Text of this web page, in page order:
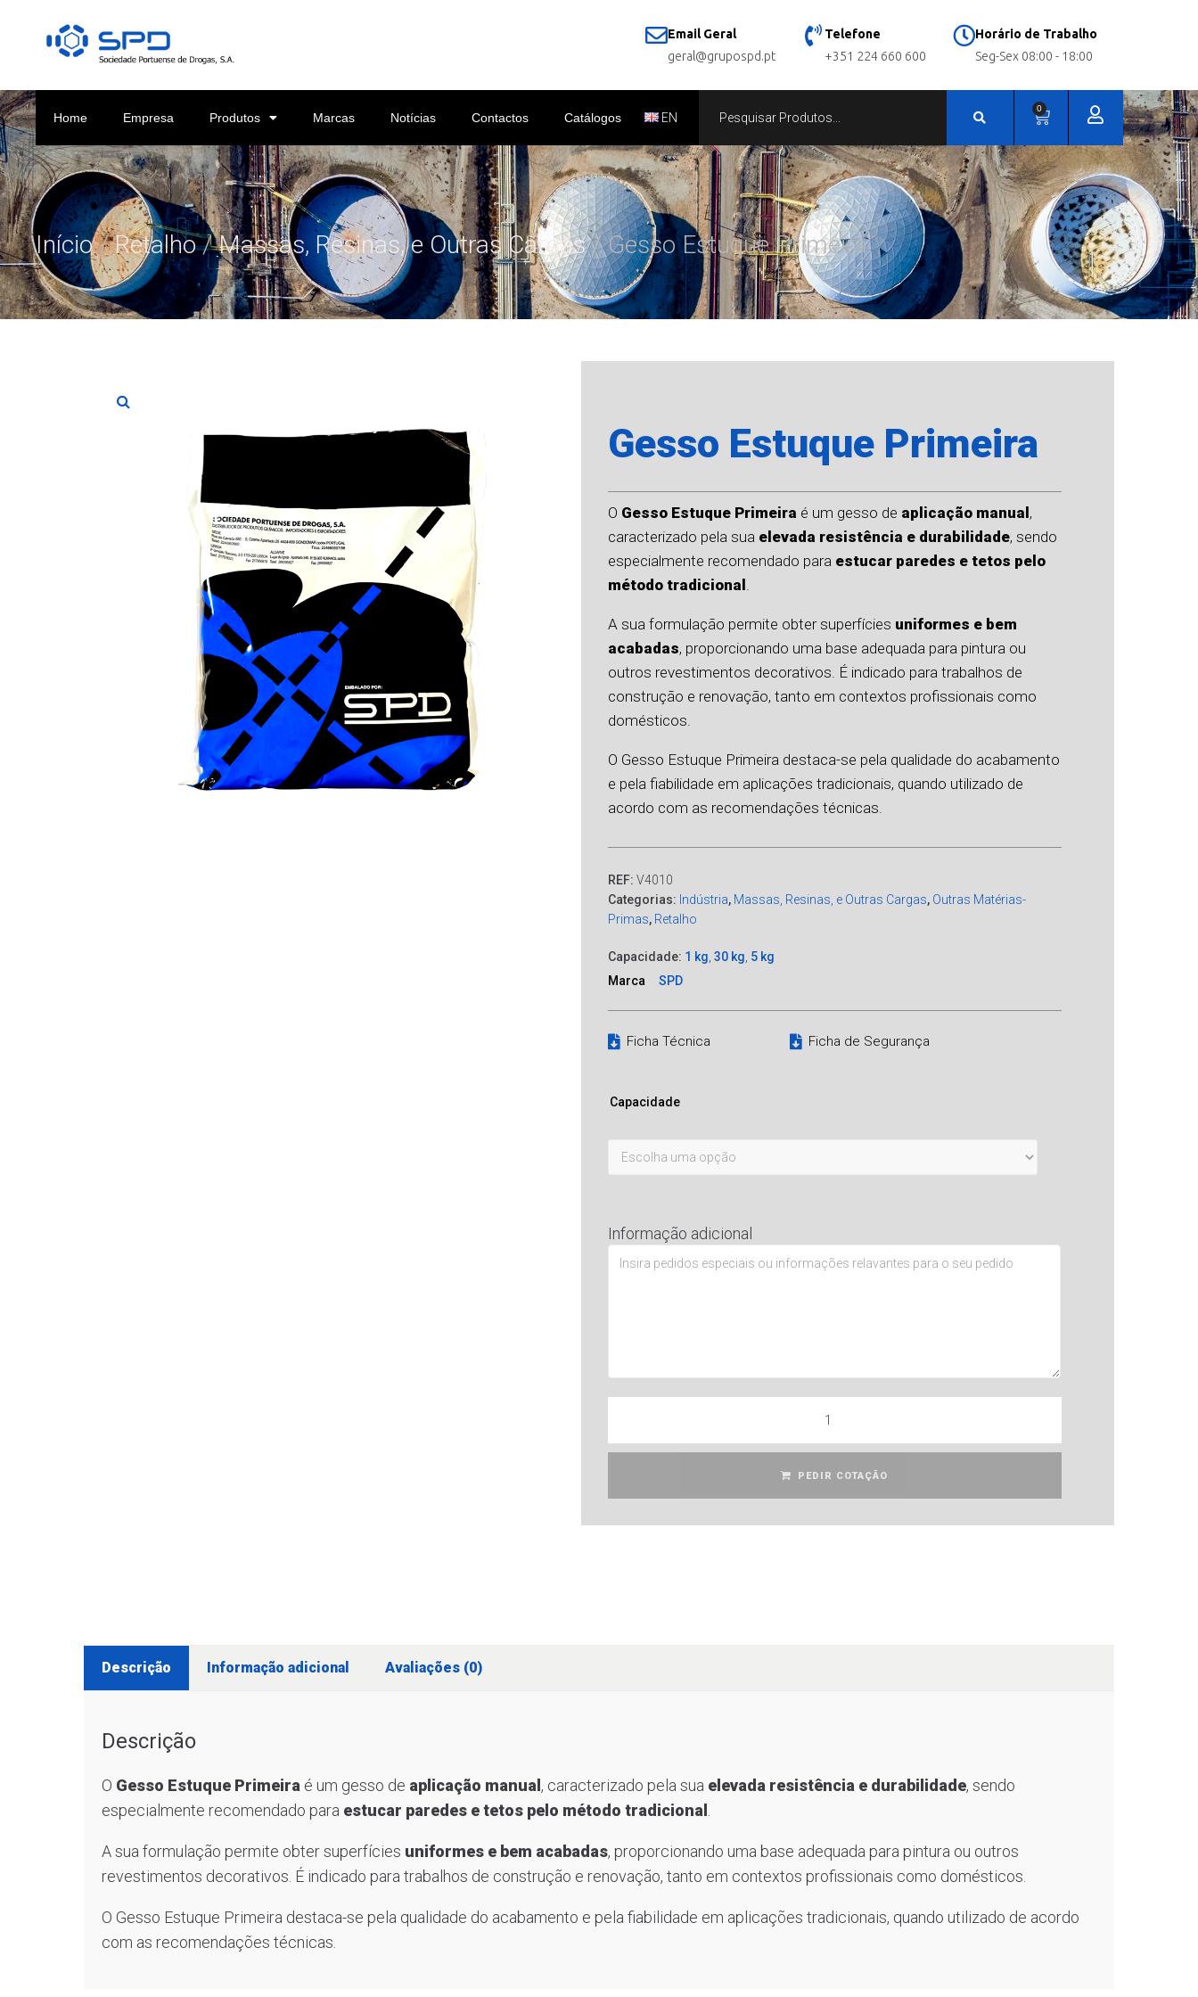
Email Geral
geral@grupospd.pt
Telefone
+351 224 660 600
Horário de Trabalho
Seg-Sex 08:00 - 18:00
Home Empresa Produtos Marcas Notícias Contactos Catálogos EN
0
Início/Retalho/Massas, Resinas, e Outras Cargas/ Gesso Estuque Primeira
Gesso Estuque Primeira
O Gesso Estuque Primeira é um gesso de aplicação manual ,
caracterizado pela sua elevada resistência e durabilidade, sendo
especialmente recomendado para estucar paredes e tetos pelo
método tradicional .
A sua formulação permite obter superfícies uniformes e bem
acabadas, proporcionando uma base adequada para pintura ou
outros revestimentos decorativos. É indicado para trabalhos de
construção e renovação, tanto em contextos profissionais como
domésticos.
O Gesso Estuque Primeira destaca-se pela qualidade do acabamento
e pela fiabilidade em aplicações tradicionais, quando utilizado de
acordo com as recomendações técnicas.
REF:V4010
Categorias: Indústria, Massas, Resinas, e Outras Cargas, Outras Matérias-
Primas, Retalho
Capacidade: 1 kg, 30 kg, 5 kg
Marca
SPD
Ficha Técnica Ficha de Segurança
Capacidade
Informação adicional
PEDIR COTAÇÃO
Descrição Informação adicional Avaliações (0)
Descrição
O Gesso Estuque Primeira é um gesso de aplicação manual, caracterizado pela sua elevada resistência e durabilidade, sendo
especialmente recomendado para estucar paredes e tetos pelo método tradicional
A sua formulação permite obter superfícies uniformes e bem acabadas, proporcionando uma base adequada para pintura ou outros
revestimentos decorativos. É indicado para trabalhos de construção e renovação, tanto em contextos profissionais como domésticos.
O Gesso Estuque Primeira destaca-se pela qualidade do acabamento e pela fiabilidade em aplicações tradicionais, quando utilizado de acordo
com as recomendações técnicas.